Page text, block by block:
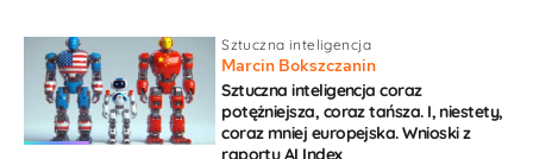
Sztuczna inteligencja
Marcin Bokszczanin
Sztuczna inteligencja coraz
potężniejsza, coraz tańsza. I, niestety,
coraz mniej europejska. Wnioski z
raportu AI Index